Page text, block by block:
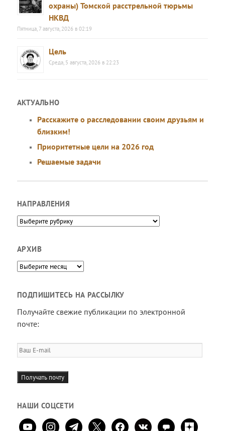
охраны) Томской расстрельной тюрьмы
НКВД
Пятница, 7 августа, 2026 в 02:19
Цель
Среда, 5 августа, 2026 в 22:23
АКТУАЛЬНО
Расскажите о расследовании своим друзьям и
близким!
Приоритетные цели на 2026 год
Решаемые задачи
НАПРАВЛЕНИЯ
Направления
АРХИВ
Архив
ПОДПИШИТЕСЬ НА РАССЫЛКУ
Получайте свежие публикации по электронной
почте:
Ваш
E-
mail
Получать почту
НАШИ СОЦСЕТИ
youtubeinstagramtelegram
x facebookvkontaktecomment
zen-